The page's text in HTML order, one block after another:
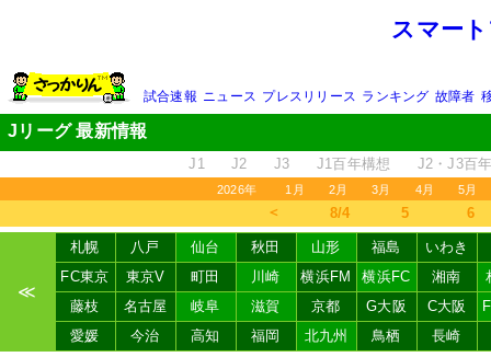
スマー
試合速報 ニュース プレスリリース ランキング 故障者
Jリーグ 最新情報
J1 J2 J3 J1百年構想 J2・J3百
2026年 1月 2月 3月 4月 5月
＜ 8/4 5 6
≪
札幌 八戸 仙台 秋田 山形 福島
いわき
FC東京
東京V 町田 川崎 横浜FM 横浜FC 湘南
藤枝
名古屋 岐阜 滋賀 京都 G大阪 C大阪
愛媛
今治 高知 福岡 北九州 鳥栖 長崎